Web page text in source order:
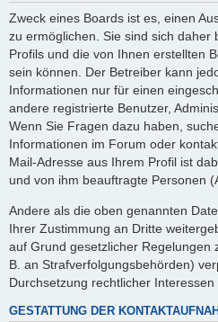
Zweck eines Boards ist es, einen
zu ermöglichen. Sie sind sich daher
Profils und die von Ihnen erstellten
sein können. Der Betreiber kann
Informationen nur für einen
andere registrierte Benutzer,
Wenn Sie Fragen dazu haben,
Informationen im Forum oder
Mail-Adresse aus Ihrem Profil ist
und von ihm beauftragte Personen
Andere als die oben genannten
Ihrer Zustimmung an Dritte
auf Grund gesetzlicher Regelungen
B. an Strafverfolgungsbehörden)
Durchsetzung rechtlicher Interessen
GESTATTUNG DER